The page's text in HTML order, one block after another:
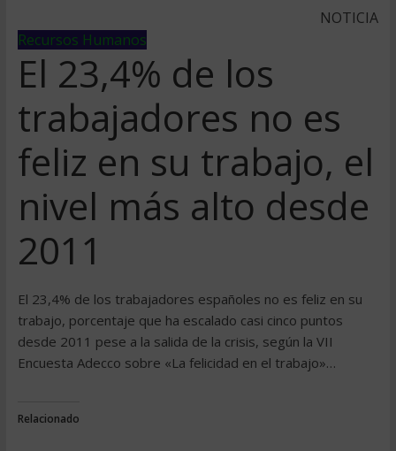
NOTICIA
Recursos Humanos
El 23,4% de los
trabajadores no es
feliz en su trabajo, el
nivel más alto desde
2011
El 23,4% de los trabajadores españoles no es feliz en su
trabajo, porcentaje que ha escalado casi cinco puntos
desde 2011 pese a la salida de la crisis, según la VII
Encuesta Adecco sobre «La felicidad en el trabajo»…
Relacionado